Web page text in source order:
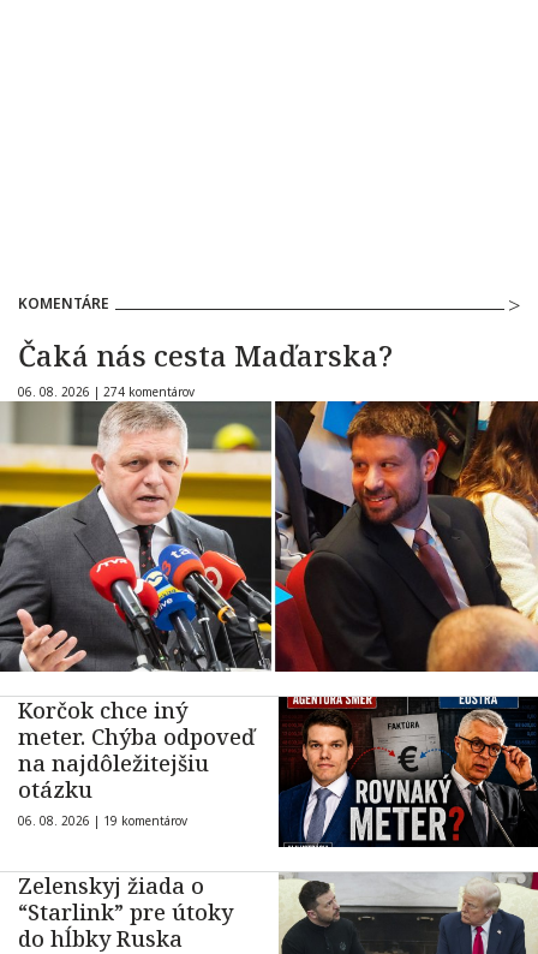
KOMENTÁRE
Čaká nás cesta Maďarska?
06. 08. 2026 | 274 komentárov
Korčok chce iný
meter. Chýba odpoveď
na najdôležitejšiu
otázku
06. 08. 2026 | 19 komentárov
Zelenskyj žiada o
“Starlink” pre útoky
do hĺbky Ruska